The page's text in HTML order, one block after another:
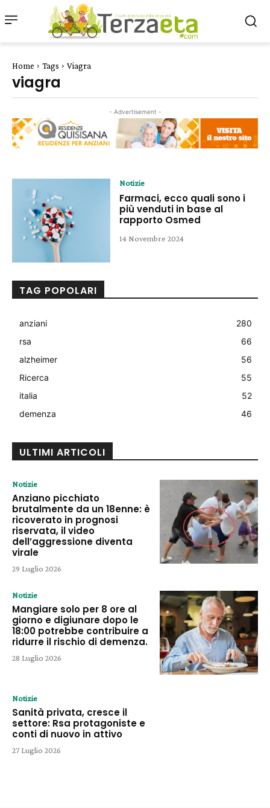
Home Tags Viagra
viagra
- Advertisement -
Notizie
Farmaci, ecco quali sono i
più venduti in base al
rapporto Osmed
14 Novembre 2024
TAG POPOLARI
anziani
280
rsa
66
alzheimer
56
Ricerca
55
italia
52
demenza
46
ULTIMI ARTICOLI
Notizie
Anziano picchiato
brutalmente da un 18enne: è
ricoverato in prognosi
riservata, il video
dell’aggressione diventa
virale
29 Luglio 2026
Notizie
Mangiare solo per 8 ore al
giorno e digiunare dopo le
18:00 potrebbe contribuire a
ridurre il rischio di demenza.
28 Luglio 2026
Notizie
Sanità privata, cresce il
settore: Rsa protagoniste e
conti di nuovo in attivo
27 Luglio 2026